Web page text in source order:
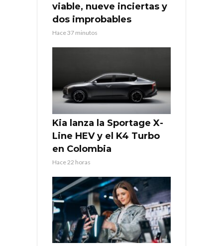
viable, nueve inciertas y
dos improbables
Hace 37 minutos
Kia lanza la Sportage X-
Line HEV y el K4 Turbo
en Colombia
Hace 22 horas